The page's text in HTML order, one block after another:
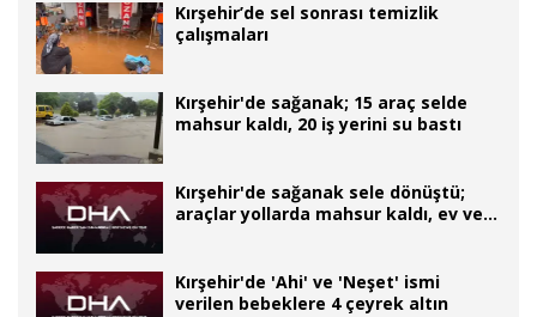
Kırşehir’de sel sonrası temizlik
çalışmaları
Kırşehir'de sağanak; 15 araç selde
mahsur kaldı, 20 iş yerini su bastı
Kırşehir'de sağanak sele dönüştü;
araçlar yollarda mahsur kaldı, ev ve iş
Kırşehir'de 'Ahi' ve 'Neşet' ismi
verilen bebeklere 4 çeyrek altın